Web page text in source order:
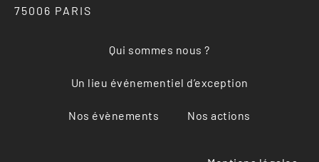
75006 PARIS
Qui sommes nous ?
Un lieu événementiel d’exception
Nos évènements Nos actions